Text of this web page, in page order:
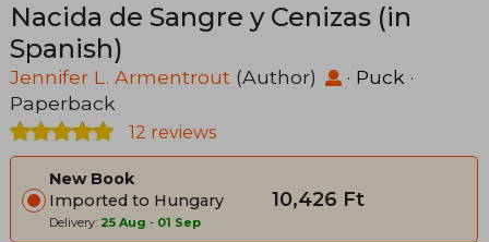
Nacida de Sangre y Cenizas (in
Spanish)
Jennifer L. Armentrout (Author) · Puck ·
Paperback
12 reviews
New Book
Imported to Hungary
Delivery: 25 Aug - 01 Sep
10,426 Ft